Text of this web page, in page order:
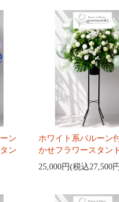
ン
ン
ホワイト系バルーン
かせフラワースタン
25,000円(税込27,500